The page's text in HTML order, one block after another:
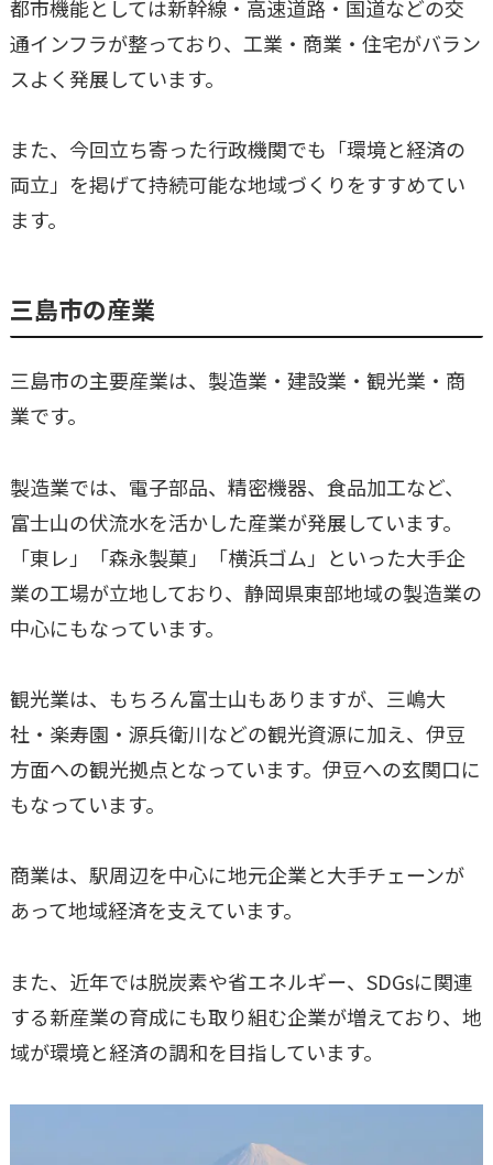
都市機能としては新幹線・高速道路・国道などの交
通インフラが整っており、工業・商業・住宅がバラン
スよく発展しています。
また、今回立ち寄った行政機関でも「環境と経済の
両立」を掲げて持続可能な地域づくりをすすめてい
ます。
三島市の産業
三島市の主要産業は、製造業・建設業・観光業・商
業です。
製造業では、電子部品、精密機器、食品加工など、
富士山の伏流水を活かした産業が発展しています。
「東レ」「森永製菓」「横浜ゴム」といった大手企
業の工場が立地しており、静岡県東部地域の製造業の
中心にもなっています。
観光業は、もちろん富士山もありますが、三嶋大
社・楽寿園・源兵衛川などの観光資源に加え、伊豆
方面への観光拠点となっています。伊豆への玄関口に
もなっています。
商業は、駅周辺を中心に地元企業と大手チェーンが
あって地域経済を支えています。
また、近年では脱炭素や省エネルギー、SDGsに関連
する新産業の育成にも取り組む企業が増えており、地
域が環境と経済の調和を目指しています。